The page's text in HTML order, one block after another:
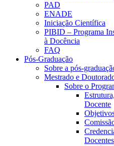
PAD
ENADE
Iniciação Científica
PIBID – Programa
à Docência
FAQ
Pós-Graduação
Sobre a pós-
Mestrado e
Sobre o
Docente
Docentes